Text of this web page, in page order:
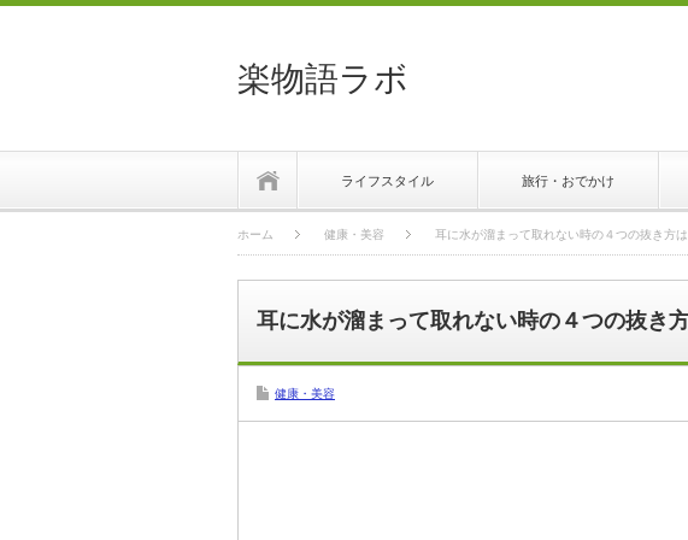
楽物語ラボ
ライフスタイル 旅行・おでかけ
ホーム 健康・美容 耳に水が溜まって取れない時の４つの抜き方
耳に水が溜まって取れない時の４つの抜き
健康・美容